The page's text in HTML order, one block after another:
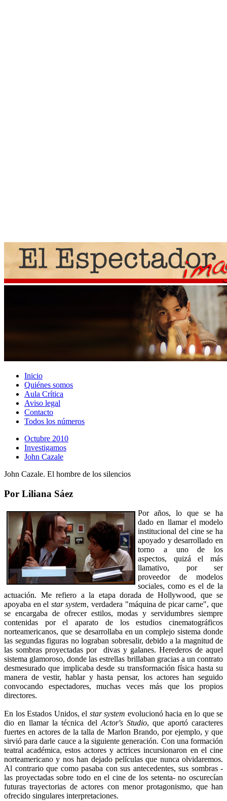
Inicio
Quiénes somos
Aula Crítica
Aviso legal
Contacto
Todos los números
Octubre 2010
Investigamos
John Cazale
John Cazale. El hombre de los silencios
Por Liliana Sáez
Por años, lo que se ha
dado en llamar el modelo
institucional del cine se ha
apoyado y desarrollado en
torno a uno de los
aspectos, quizá el más
llamativo, por ser
proveedor de modelos
sociales, como es el de la
actuación. Me refiero a la etapa dorada de Hollywood, que se
apoyaba en el star system, verdadera "máquina de picar carne", que
se encargaba de ofrecer estilos, modas y servidumbres siempre
contenidas por el aparato de los estudios cinematográficos
norteamericanos, que se desarrollaba en un complejo sistema donde
las segundas figuras no lograban sobresalir, debido a la magnitud de
las sombras proyectadas por divas y galanes. Herederos de aquel
sistema glamoroso, donde las estrellas brillaban gracias a un contrato
desmesurado que implicaba desde su transformación física hasta su
manera de vestir, hablar y hasta pensar, los actores han seguido
convocando espectadores, muchas veces más que los propios
directores.
En los Estados Unidos, el star system evolucionó hacia en lo que se
dio en llamar la técnica delActor's Studio, que aportó caracteres
fuertes en actores de la talla de Marlon Brando, por ejemplo, y que
sirvió para darle cauce a la siguiente generación. Con una formación
teatral académica, estos actores y actrices incursionaron en el cine
norteamericano y nos han dejado películas que nunca olvidaremos.
Al contrario que como pasaba con sus antecedentes, sus sombras -
las proyectadas sobre todo en el cine de los setenta- no oscurecían
futuras trayectorias de actores con menor protagonismo, que han
ofrecido singulares interpretaciones.